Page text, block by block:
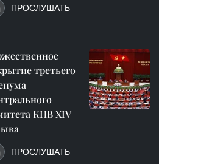
ПРОСЛУШАТЬ
третьего
КПВ XIV
ПРОСЛУШАТЬ